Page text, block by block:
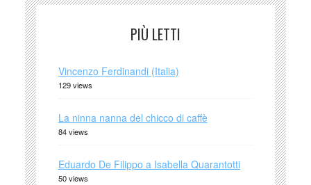
PIÙ LETTI
Vincenzo Ferdinandi (Italia)
129 views
La ninna nanna del chicco di caffè
84 views
Eduardo De Filippo a Isabella Quarantotti
50 views